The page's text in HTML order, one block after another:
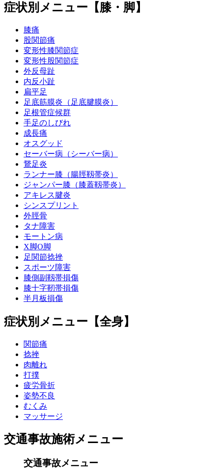
症状別メニュー【膝・脚】
膝痛
股関節痛
変形性膝関節症
変形性股関節症
外反母趾
内反小趾
扁平足
足底筋膜炎（足底腱膜炎）
足根管症候群
手足のしびれ
成長痛
オスグッド
セーバー病（シーバー病）
鵞足炎
ランナー膝（腸脛靱帯炎）
ジャンパー膝（膝蓋靱帯炎）
アキレス腱炎
シンスプリント
外脛骨
タナ障害
モートン病
X脚O脚
足関節捻挫
スポーツ障害
膝側副靱帯損傷
膝十字靭帯損傷
半月板損傷
症状別メニュー【全身】
関節痛
捻挫
肉離れ
打撲
疲労骨折
姿勢不良
むくみ
マッサージ
交通事故施術メニュー
交通事故メニュー